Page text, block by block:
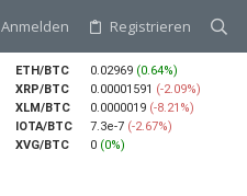
Anmelden Registrieren
ETH/BTC 0.02969 (0.64%)
XRP/BTC 0.00001591 (-2.09%)
XLM/BTC 0.0000019 (-8.21%)
IOTA/BTC 7.3e-7 (-2.67%)
XVG/BTC 0 (0%)